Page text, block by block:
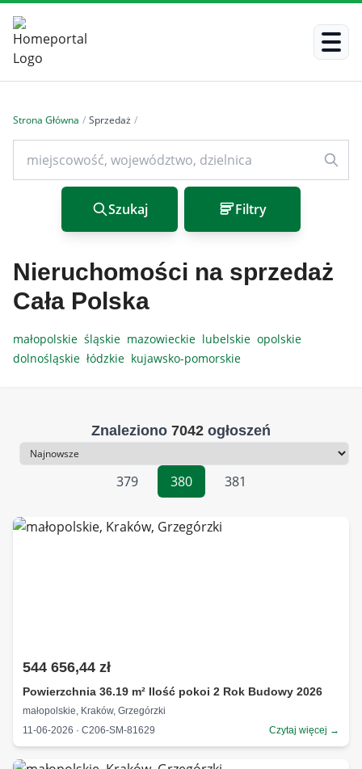
Strona Główna / Sprzedaż /
Szukaj Filtry
Nieruchomości na sprzedaż
Cała Polska
małopolskie śląskie mazowieckie lubelskie opolskie
dolnośląskie łódzkie kujawsko-pomorskie
Znaleziono 7042 ogłoszeń
Sortowanie
379
380 381
544 656,44 zł
Powierzchnia 36.19 m² Ilość pokoi 2 Rok Budowy 2026
małopolskie, Kraków, Grzegórzki
11-06-2026 · C206-SM-81629
Czytaj więcej →